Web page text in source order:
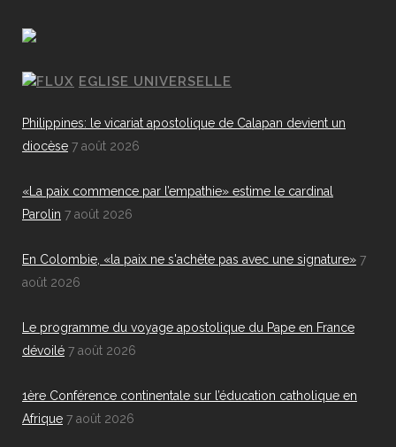
EGLISE UNIVERSELLE
Philippines: le vicariat apostolique de Calapan devient un
diocèse 7 août 2026
«La paix commence par l’empathie» estime le cardinal
Parolin 7 août 2026
En Colombie, «la paix ne s'achète pas avec une signature» 7
août 2026
Le programme du voyage apostolique du Pape en France
dévoilé 7 août 2026
1ère Conférence continentale sur l’éducation catholique en
Afrique 7 août 2026